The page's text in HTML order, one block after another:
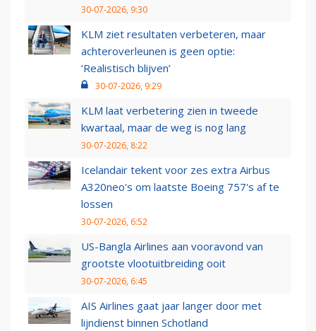
30-07-2026, 9:30
KLM ziet resultaten verbeteren, maar
achteroverleunen is geen optie:
‘Realistisch blijven’
30-07-2026, 9:29
KLM laat verbetering zien in tweede
kwartaal, maar de weg is nog lang
30-07-2026, 8:22
Icelandair tekent voor zes extra Airbus
A320neo's om laatste Boeing 757's af te
lossen
30-07-2026, 6:52
US-Bangla Airlines aan vooravond van
grootste vlootuitbreiding ooit
30-07-2026, 6:45
AIS Airlines gaat jaar langer door met
lijndienst binnen Schotland